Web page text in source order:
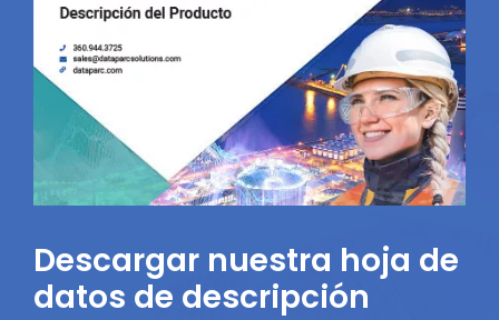
Descargar nuestra hoja de
datos de descripción